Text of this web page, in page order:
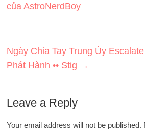
của AstroNerdBoy
Ngày Chia Tay Trung Úy
Phát Hành •• Stig →
Leave a Reply
Your email address will not be published.